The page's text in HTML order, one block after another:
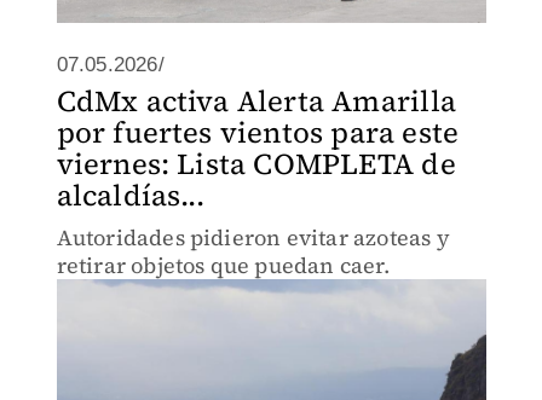
07.05.2026/
CdMx activa Alerta Amarilla
por fuertes vientos para este
viernes: Lista COMPLETA de
alcaldías...
Autoridades pidieron evitar azoteas y
retirar objetos que puedan caer.